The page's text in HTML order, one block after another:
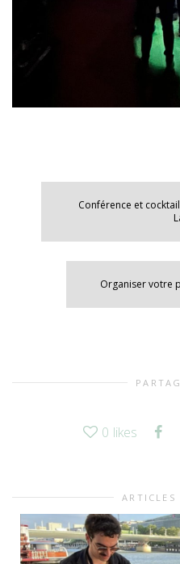
Conférence et
Organiser votre
0 likes
ARTICLES